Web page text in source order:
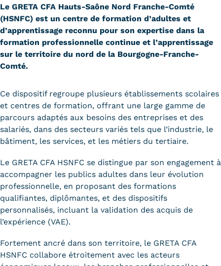
Carte lieux et centres Cnam en
BFC
Nos centres administratifs
Actualités
Agenda
Revue de presse
Contacts services
Formulaire de contact
Formations
OFFRE EN BFC
Le GRETA CFA Hauts-Saône Nord Franche-Comté
(HSNFC) est un centre de formation d’adultes et
d’apprentissage reconnu pour son expertise dans la
formation professionnelle continue et l’apprentissage
sur le territoire du nord de la Bourgogne-Franche-
Comté.
Ce dispositif regroupe plusieurs établissements scolaires
et centres de formation, offrant une large gamme de
parcours adaptés aux besoins des entreprises et des
salariés, dans des secteurs variés tels que l’industrie, le
bâtiment, les services, et les métiers du tertiaire.
Le GRETA CFA HSNFC se distingue par son engagement à
accompagner les publics adultes dans leur évolution
professionnelle, en proposant des formations
qualifiantes, diplômantes, et des dispositifs
personnalisés, incluant la validation des acquis de
l’expérience (VAE).
Fortement ancré dans son territoire, le GRETA CFA
HSNFC collabore étroitement avec les acteurs